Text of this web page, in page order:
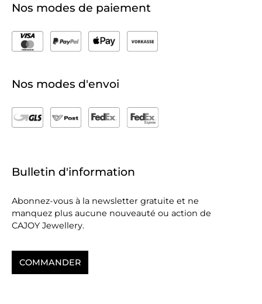
Nos modes de paiement
Nos modes d'envoi
Bulletin d'information
Abonnez-vous à la newsletter gratuite et ne
manquez plus aucune nouveauté ou action de
CAJOY Jewellery.
COMMANDER